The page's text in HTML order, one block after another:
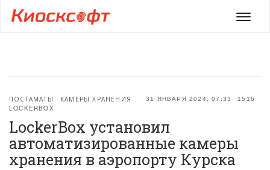
Меню
31 ЯНВАРЯ 2024, 07:33 1516
ПОСТАМАТЫ
КАМЕРЫ ХРАНЕНИЯ
LOCKERBOX
LockerBox установил
автоматизированные камеры
хранения в аэропорту Курска